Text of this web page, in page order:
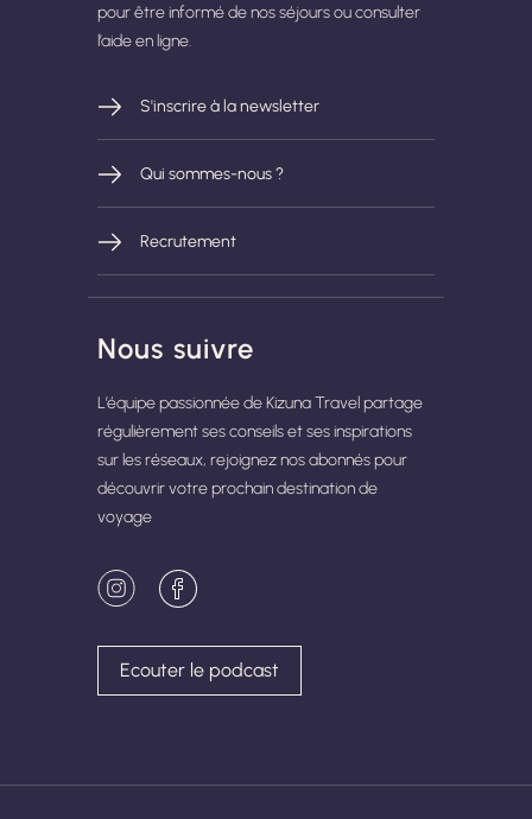
pour être informé de nos séjours ou consulter
l’aide en ligne.
S'inscrire à la newsletter
Qui sommes-nous ?
Recrutement
Nous suivre
L’équipe passionnée de Kizuna Travel partage
régulièrement ses conseils et ses inspirations
sur les réseaux, rejoignez nos abonnés pour
découvrir votre prochain destination de
voyage
Ecouter le podcast